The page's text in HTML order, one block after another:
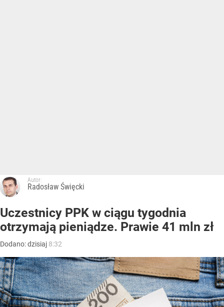
Autor:
Radosław Święcki
Uczestnicy PPK w ciągu tygodnia
otrzymają pieniądze. Prawie 41 mln zł
Dodano:dzisiaj 8:32